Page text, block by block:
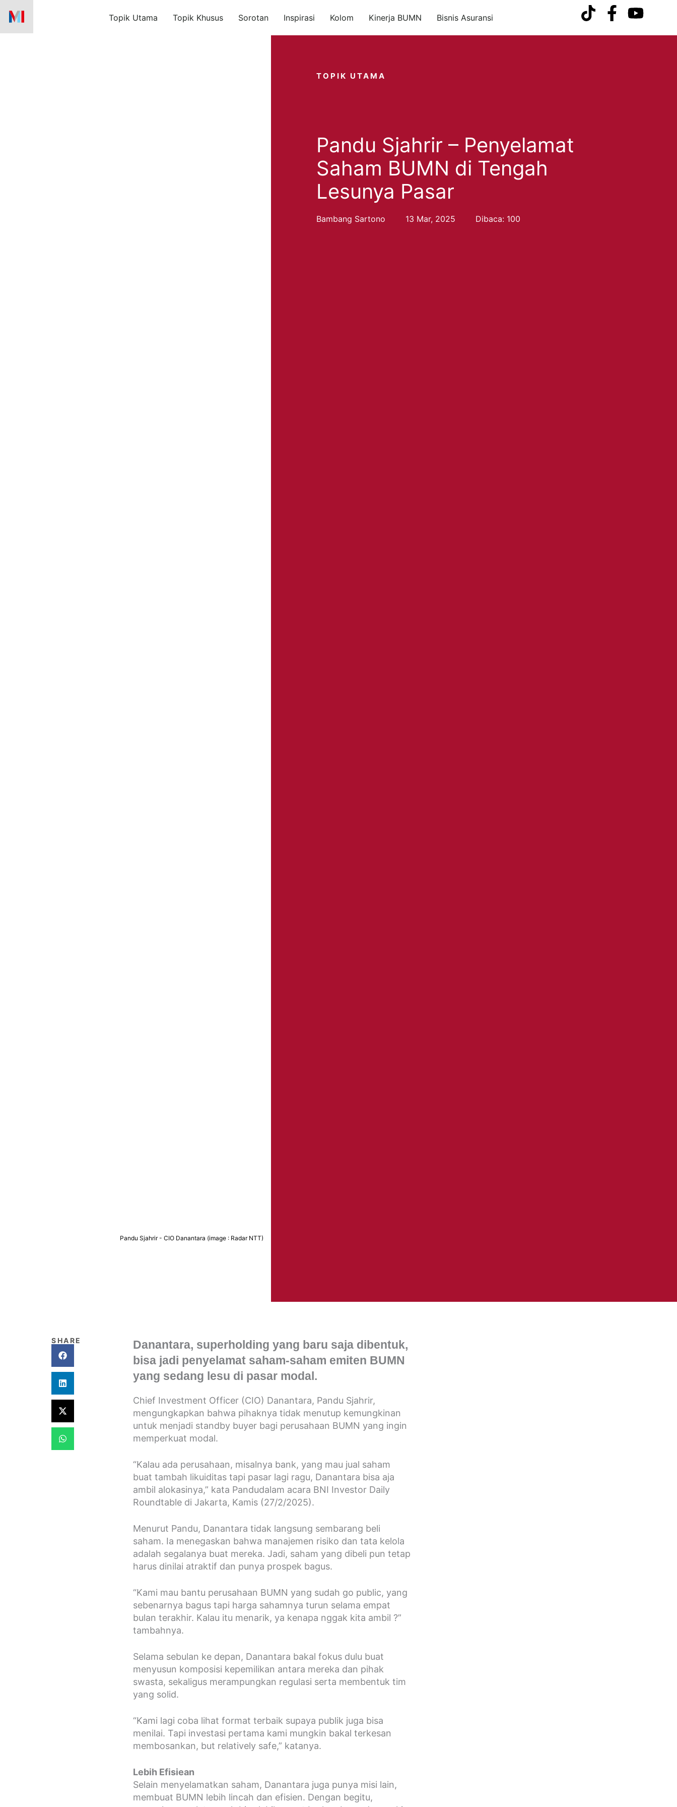
content
Topik Utama Topik Khusus Sorotan Inspirasi Kolom Kinerja BUMN Bisnis Asuransi
Pandu Sjahrir - CIO Danantara (image : Radar NTT)
TOPIK UTAMA
Pandu Sjahrir – Penyelamat
Saham BUMN di Tengah
Lesunya Pasar
Bambang Sartono 13 Mar, 2025 Dibaca: 100
SHARE
Danantara, superholding yang baru saja dibentuk,
bisa jadi penyelamat saham-saham emiten BUMN
yang sedang lesu di pasar modal.
Chief Investment Officer (CIO) Danantara, Pandu Sjahrir,
mengungkapkan bahwa pihaknya tidak menutup kemungkinan
untuk menjadi standby buyer bagi perusahaan BUMN yang ingin
memperkuat modal.
“Kalau ada perusahaan, misalnya bank, yang mau jual saham
buat tambah likuiditas tapi pasar lagi ragu, Danantara bisa aja
ambil alokasinya,” kata Pandudalam acara BNI Investor Daily
Roundtable di Jakarta, Kamis (27/2/2025).
Menurut Pandu, Danantara tidak langsung sembarang beli
saham. Ia menegaskan bahwa manajemen risiko dan tata kelola
adalah segalanya buat mereka. Jadi, saham yang dibeli pun tetap
harus dinilai atraktif dan punya prospek bagus.
“Kami mau bantu perusahaan BUMN yang sudah go public, yang
sebenarnya bagus tapi harga sahamnya turun selama empat
bulan terakhir. Kalau itu menarik, ya kenapa nggak kita ambil ?”
tambahnya.
Selama sebulan ke depan, Danantara bakal fokus dulu buat
menyusun komposisi kepemilikan antara mereka dan pihak
swasta, sekaligus merampungkan regulasi serta membentuk tim
yang solid.
“Kami lagi coba lihat format terbaik supaya publik juga bisa
menilai. Tapi investasi pertama kami mungkin bakal terkesan
membosankan, but relatively safe,” katanya.
Lebih Efisiean
Selain menyelamatkan saham, Danantara juga punya misi lain,
membuat BUMN lebih lincah dan efisien. Dengan begitu,